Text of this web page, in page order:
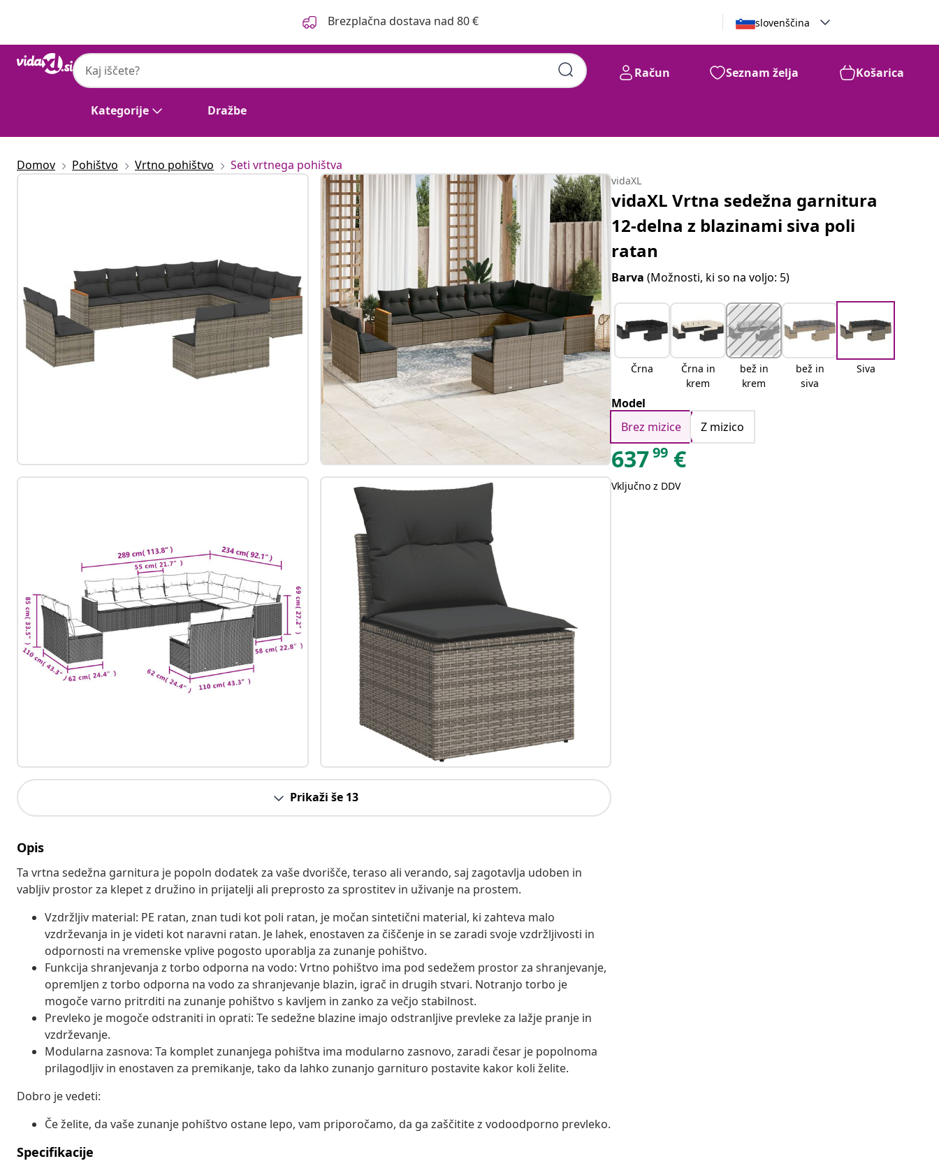
Brezplačna dostava nad 80 € slovenščina
Kategorije Dražbe
Račun Seznam želja Košarica
Domov Pohištvo Vrtno pohištvo Seti vrtnega pohištva
Prikaži še 13
Opis
Ta vrtna sedežna garnitura je popoln dodatek za vaše dvorišče, teraso ali verando, saj zagotavlja udoben in
vabljiv prostor za klepet z družino in prijatelji ali preprosto za sprostitev in uživanje na prostem.
Vzdržljiv material: PE ratan, znan tudi kot poli ratan, je močan sintetični material, ki zahteva malo
vzdrževanja in je videti kot naravni ratan. Je lahek, enostaven za čiščenje in se zaradi svoje vzdržljivosti in
odpornosti na vremenske vplive pogosto uporablja za zunanje pohištvo.
Funkcija shranjevanja z torbo odporna na vodo: Vrtno pohištvo ima pod sedežem prostor za shranjevanje,
opremljen z torbo odporna na vodo za shranjevanje blazin, igrač in drugih stvari. Notranjo torbo je
mogoče varno pritrditi na zunanje pohištvo s kavljem in zanko za večjo stabilnost.
Prevleko je mogoče odstraniti in oprati: Te sedežne blazine imajo odstranljive prevleke za lažje pranje in
vzdrževanje.
Modularna zasnova: Ta komplet zunanjega pohištva ima modularno zasnovo, zaradi česar je popolnoma
prilagodljiv in enostaven za premikanje, tako da lahko zunanjo garnituro postavite kakor koli želite.
Dobro je vedeti:
Če želite, da vaše zunanje pohištvo ostane lepo, vam priporočamo, da ga zaščitite z vodoodporno prevleko.
Specifikacije
vidaXL
vidaXL Vrtna sedežna garnitura
12-delna z blazinami siva poli
ratan
Barva(Možnosti, ki so na voljo: 5)
Črna
Črna in
krem
bež in
krem
bež in
siva
Siva
Model
Brez mizice
Z mizico
63799 €
Vključno z DDV